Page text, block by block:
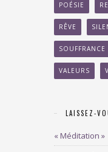
POÉSIE
RÊVE
SOUFFRANCE
VALEURS
LAISSEZ-
« Méditation »